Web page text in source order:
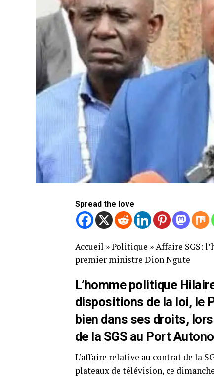
Spread the love
Accueil »Politique »Affaire SGS:
premier ministre Dion Ngute
L’homme politique
dispositions de la loi, le
bien dans ses droits,
de la SGS au Port
L’affaire relative au contrat de la
plateaux de télévision, ce